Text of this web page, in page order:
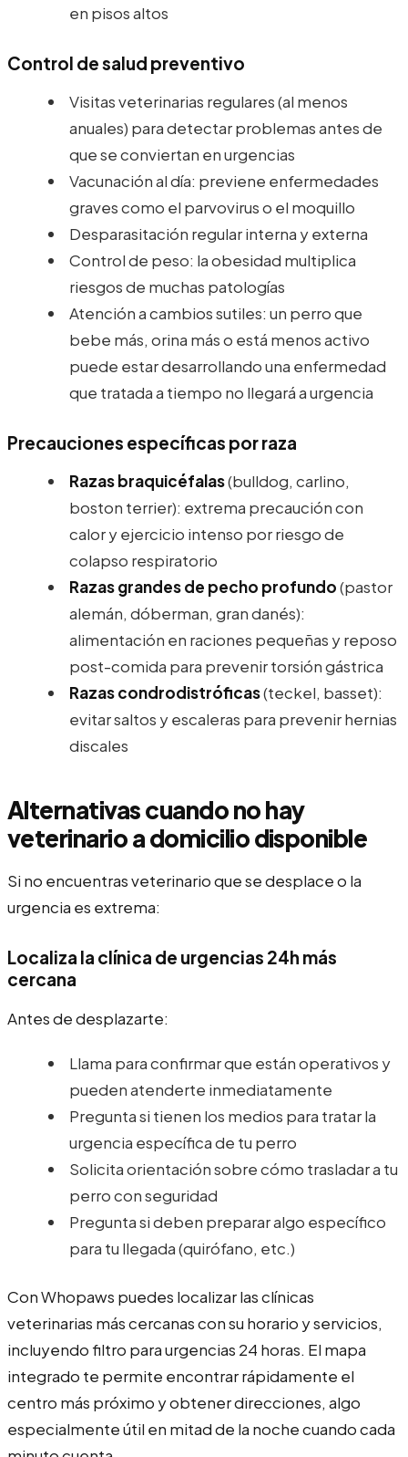
en pisos altos
Control de salud preventivo
Visitas veterinarias regulares (al menos
anuales) para detectar problemas antes de
que se conviertan en urgencias
Vacunación al día: previene enfermedades
graves como el parvovirus o el moquillo
Desparasitación regular interna y externa
Control de peso: la obesidad multiplica
riesgos de muchas patologías
Atención a cambios sutiles: un perro que
bebe más, orina más o está menos activo
puede estar desarrollando una enfermedad
que tratada a tiempo no llegará a urgencia
Precauciones específicas por raza
Razas braquicéfalas(bulldog, carlino,
boston terrier): extrema precaución con
calor y ejercicio intenso por riesgo de
colapso respiratorio
Razas grandes de pecho profundo(pastor
alemán, dóberman, gran danés):
alimentación en raciones pequeñas y reposo
post-comida para prevenir torsión gástrica
Razas condrodistróficas(teckel, basset):
evitar saltos y escaleras para prevenir hernias
discales
Alternativas cuando no hay
veterinario a domicilio disponible
Si no encuentras veterinario que se desplace o la
urgencia es extrema:
Localiza la clínica de urgencias 24h más
cercana
Antes de desplazarte:
Llama para confirmar que están operativos y
pueden atenderte inmediatamente
Pregunta si tienen los medios para tratar la
urgencia específica de tu perro
Solicita orientación sobre cómo trasladar a tu
perro con seguridad
Pregunta si deben preparar algo específico
para tu llegada (quirófano, etc.)
Con Whopaws puedes localizar las clínicas
veterinarias más cercanas con su horario y servicios,
incluyendo filtro para urgencias 24 horas. El mapa
integrado te permite encontrar rápidamente el
centro más próximo y obtener direcciones, algo
especialmente útil en mitad de la noche cuando cada